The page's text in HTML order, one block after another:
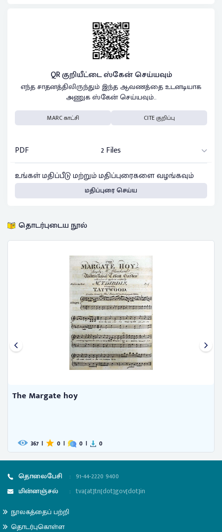
QR குறியீட்டை ஸ்கேன் செய்யவும்
எந்த சாதனத்திலிருந்தும் இந்த ஆவணத்தை உடனடியாக
அணுக ஸ்கேன் செய்யவும்..
MARC காட்சி CITE குறிப்பு
PDF
2 Files
உங்கள் மதிப்பீடு மற்றும் மதிப்புரைகளை வழங்கவும்
மதிப்புரை செய்ய
தொடர்புடைய நூல்
The Margate hoy
367 | 0 | 0 | 0
தொலைபேசி : 91-44-2220 9400
மின்னஞ்சல்
: tva[at]tn[dot]gov[dot]in
நூலகத்தைப் பற்றி
தொடர்புகொள்ள